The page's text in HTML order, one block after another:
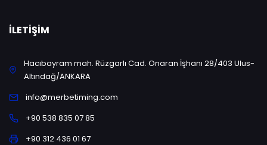
İLETIŞIM
Hacıbayram mah. Rüzgarlı Cad. Onaran İşhanı 28/403 Ulus-
Altındağ/ANKARA
info@merbetiming.com
+90 538 835 07 85
+90 312 436 01 67